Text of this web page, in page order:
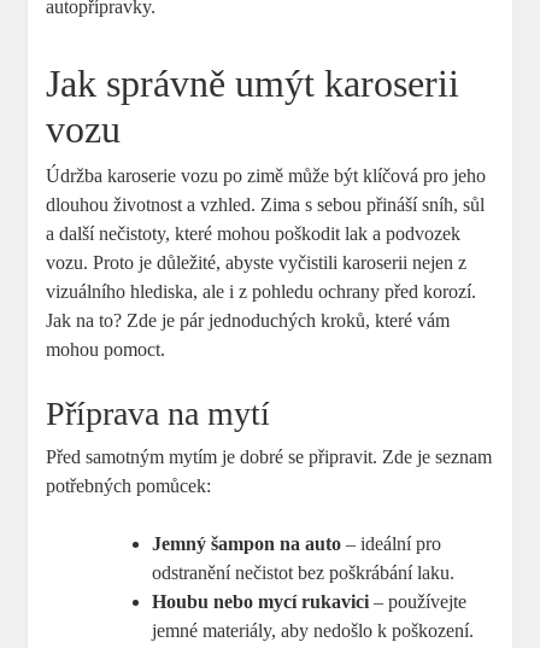
autopřípravky.
Jak správně umýt karoserii
vozu
Údržba karoserie vozu po zimě může být klíčová pro jeho
dlouhou životnost a vzhled. Zima s sebou přináší sníh, sůl
a další nečistoty, které mohou poškodit lak a podvozek
vozu. Proto je důležité, abyste vyčistili karoserii nejen z
vizuálního hlediska, ale i z pohledu ochrany před korozí.
Jak na to? Zde je pár jednoduchých kroků, které vám
mohou pomoct.
Příprava na mytí
Před samotným mytím je dobré se připravit. Zde je seznam
potřebných pomůcek:
Jemný šampon na auto – ideální pro
odstranění nečistot bez poškrábání laku.
Houbu nebo mycí rukavici – používejte
jemné materiály, aby nedošlo k poškození.